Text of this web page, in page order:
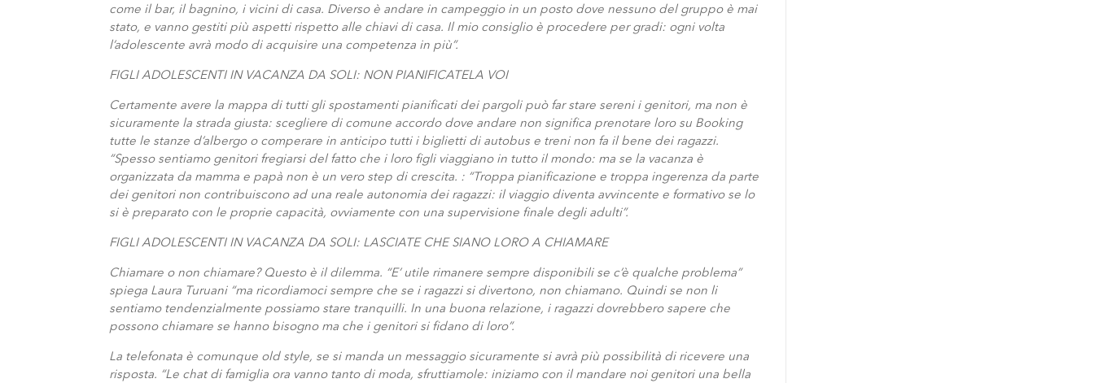
come il bar, il bagnino, i vicini di casa. Diverso è andare in campeggio in un posto dove nessuno del gruppo è mai
stato, e vanno gestiti più aspetti rispetto alle chiavi di casa. Il mio consiglio è procedere per gradi: ogni volta
l’adolescente avrà modo di acquisire una competenza in più”.
FIGLI ADOLESCENTI IN VACANZA DA SOLI: NON PIANIFICATELA VOI
Certamente avere la mappa di tutti gli spostamenti pianificati dei pargoli può far stare sereni i genitori, ma non è
sicuramente la strada giusta: scegliere di comune accordo dove andare non significa prenotare loro su Booking
tutte le stanze d’albergo o comperare in anticipo tutti i biglietti di autobus e treni non fa il bene dei ragazzi.
“Spesso sentiamo genitori fregiarsi del fatto che i loro figli viaggiano in tutto il mondo: ma se la vacanza è
organizzata da mamma e papà non è un vero step di crescita. : “Troppa pianificazione e troppa ingerenza da parte
dei genitori non contribuiscono ad una reale autonomia dei ragazzi: il viaggio diventa avvincente e formativo se lo
si è preparato con le proprie capacità, ovviamente con una supervisione finale degli adulti”.
FIGLI ADOLESCENTI IN VACANZA DA SOLI: LASCIATE CHE SIANO LORO A CHIAMARE
Chiamare o non chiamare? Questo è il dilemma. “E’ utile rimanere sempre disponibili se c’è qualche problema”
spiega Laura Turuani “ma ricordiamoci sempre che se i ragazzi si divertono, non chiamano. Quindi se non li
sentiamo tendenzialmente possiamo stare tranquilli. In una buona relazione, i ragazzi dovrebbero sapere che
possono chiamare se hanno bisogno ma che i genitori si fidano di loro”.
La telefonata è comunque old style, se si manda un messaggio sicuramente si avrà più possibilità di ricevere una
risposta. “Le chat di famiglia ora vanno tanto di moda, sfruttiamole: iniziamo con il mandare noi genitori una bella